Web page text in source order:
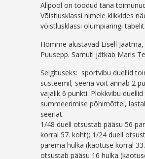
Allpool on toodud täna
Võistlusklassi nimele klikkides
võistlusklassi olümpiaringi tabelit.
Homme alustavad Lisell
Puusepp. Samuti jätkab Maris
Selgituseks: sportvibu duellid
süsteemil, seeria võit annab 2
vajalik 6 punkti. Plokkvibu
summeerimise põhimõttel,
seeriat.
1/48 duell otsustab pääsu 56
korral 57. koht); 1/24 duell
parema hulka (kaotuse korral
otsustab pääsu 16 hulka